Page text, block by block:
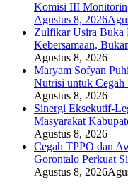
Komisi III
Agustus 8, 2026
Zulfikar Usira Buka
Kebersamaan,
Agustus 8, 2026
Maryam Sofyan
Nutrisi untuk
Agustus 8, 2026
Sinergi Eksekutif-
Masyarakat
Agustus 8, 2026
Cegah TPPO dan
Gorontalo Perkuat
Agustus 8, 2026